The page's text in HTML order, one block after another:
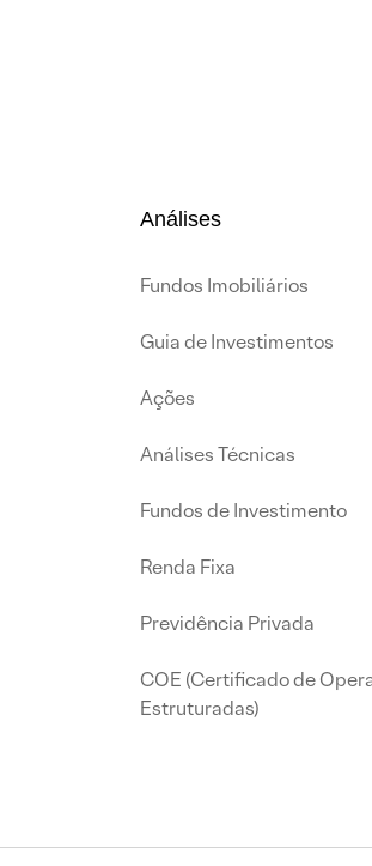
Análises
Fundos Imobiliários
Guia de Investimentos
Ações
Análises Técnicas
Fundos de Investimento
Renda Fixa
Previdência Privada
COE (Certificado de
Estruturadas)